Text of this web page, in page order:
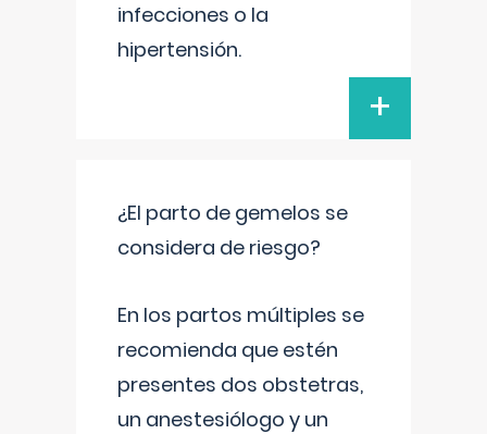
infecciones o la
hipertensión.
+
¿El parto de gemelos se
considera de riesgo?
En los partos múltiples se
recomienda que estén
presentes dos obstetras,
un anestesiólogo y un